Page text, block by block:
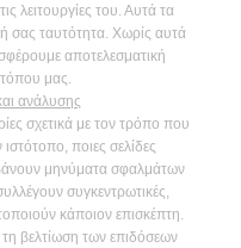
λειτουργίες του. Αυτά τα
σας ταυτότητα. Χωρίς αυτά
αποτελεσματική
μας.
ανάλυσης
σχετικά με τον τρόπο που
ποιες σελίδες
μηνύματα σφαλμάτων
συγκεντρωτικές,
κάποιον επισκέπτη.
τη βελτίωση των επιδόσεων